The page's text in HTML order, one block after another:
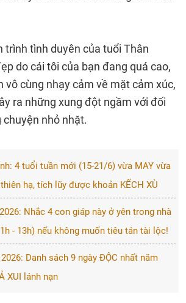
trình tình duyên của tuổi Thân
do cái tôi của bạn đang quá cao,
vô cùng nhạy cảm về mặt cảm xúc,
ra những xung đột ngầm với đối
nhỏ nhặt.
4 tuổi tuần mới (15-21/6) vừa MAY vừa
hạ, tích lũy được khoản KẾCH XÙ
Nhắc 4 con giáp này ở yên trong nhà
- 13h) nếu không muốn tiêu tán tài lộc!
Danh sách 9 ngày ĐỘC nhất năm
XUI lánh nạn